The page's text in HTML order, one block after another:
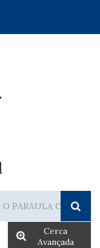
Cerca
Avançada